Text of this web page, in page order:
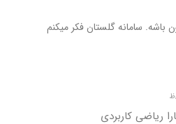
باشه. سامانه گلستان فکر میکنم